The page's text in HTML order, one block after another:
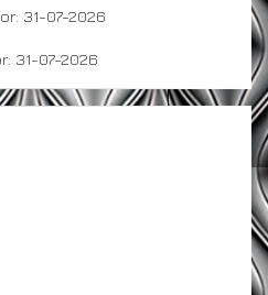
31-07-2026
31-07-2026